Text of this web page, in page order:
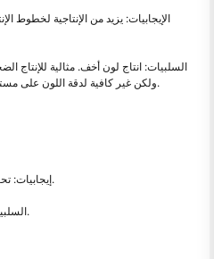
ولكن غير كافية لدقة اللون على مستوى العلامة التجارية ومتطلبات التشبع.
✔️ إيجابيات: تحسين خلط الألوان وتحديد التفاصيل.
❌ السلبيات: أبطأ بنسبة 50٪ من مرور واحد.